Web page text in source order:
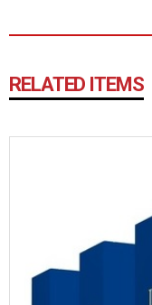
RELATED ITEMS